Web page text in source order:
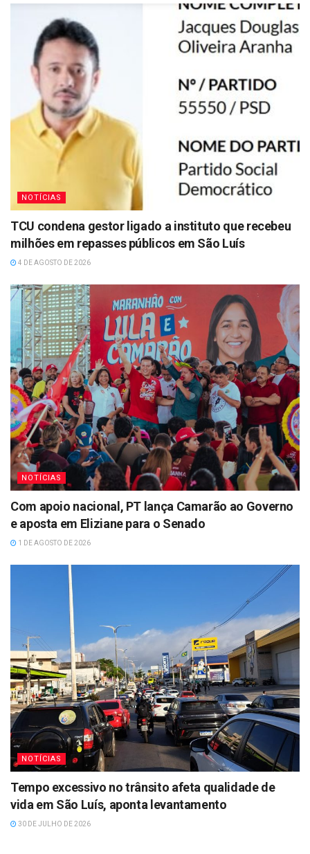
NOTÍCIAS
TCU condena gestor ligado a instituto que recebeu
milhões em repasses públicos em São Luís
4 DE AGOSTO DE 2026
NOTÍCIAS
Com apoio nacional, PT lança Camarão ao Governo
e aposta em Eliziane para o Senado
1 DE AGOSTO DE 2026
NOTÍCIAS
Tempo excessivo no trânsito afeta qualidade de
vida em São Luís, aponta levantamento
30 DE JULHO DE 2026